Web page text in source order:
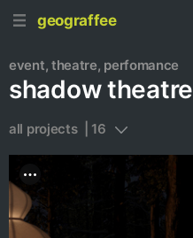
geograffee
event, theatre, perfomance
shadow theatre
all projects  | 16